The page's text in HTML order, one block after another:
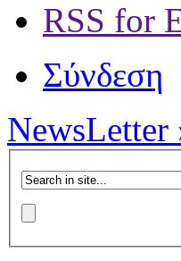
RSS for
Σύνδεση
NewsLetter